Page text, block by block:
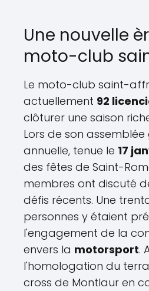
Une nouvelle
moto-club
Le moto-club saint-
actuellement 92
clôturer une saison
Lors de son
annuelle, tenue le 17
des fêtes de Saint-
membres ont discuté
défis récents. Une
personnes y étaient
l'engagement de la
envers la motorsport.
l'homologation du
cross de Montlaur en